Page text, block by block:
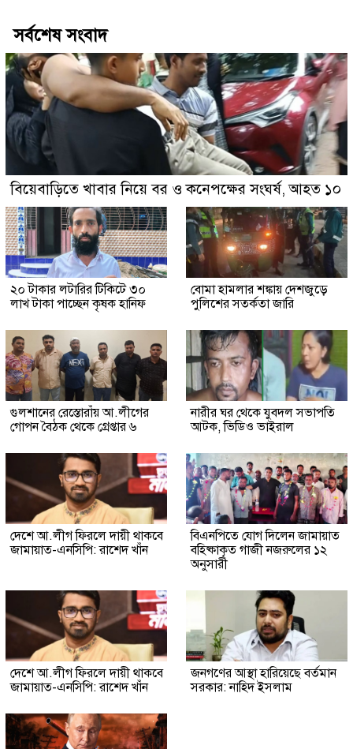
সর্বশেষ সংবাদ
বিয়েবাড়িতে খাবার নিয়ে বর ও কনেপক্ষের সংঘর্ষ, আহত ১০
২০ টাকার লটারির টিকিটে ৩০
লাখ টাকা পাচ্ছেন কৃষক হানিফ
বোমা হামলার শঙ্কায় দেশজুড়ে
পুলিশের সতর্কতা জারি
গুলশানের রেস্তোরাঁয় আ.লীগের
গোপন বৈঠক থেকে গ্রেপ্তার ৬
নারীর ঘর থেকে যুবদল সভাপতি
আটক, ভিডিও ভাইরাল
দেশে আ.লীগ ফিরলে দায়ী থাকবে
জামায়াত-এনসিপি: রাশেদ খাঁন
বিএনপিতে যোগ দিলেন জামায়াত
বহিষ্কাকৃত গাজী নজরুলের ১২
অনুসারী
দেশে আ.লীগ ফিরলে দায়ী থাকবে
জামায়াত-এনসিপি: রাশেদ খাঁন
জনগণের আস্থা হারিয়েছে বর্তমান
সরকার: নাহিদ ইসলাম